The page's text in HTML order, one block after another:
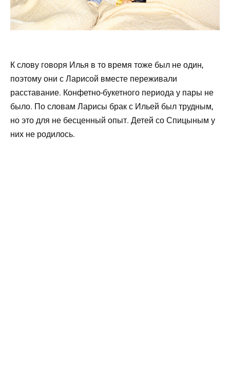
К слову говоря Илья в то время тоже был не один,
поэтому они с Ларисой вместе переживали
расставание. Конфетно-букетного периода у пары не
было. По словам Ларисы брак с Ильей был трудным,
но это для не бесценный опыт. Детей со Спицыным у
них не родилось.